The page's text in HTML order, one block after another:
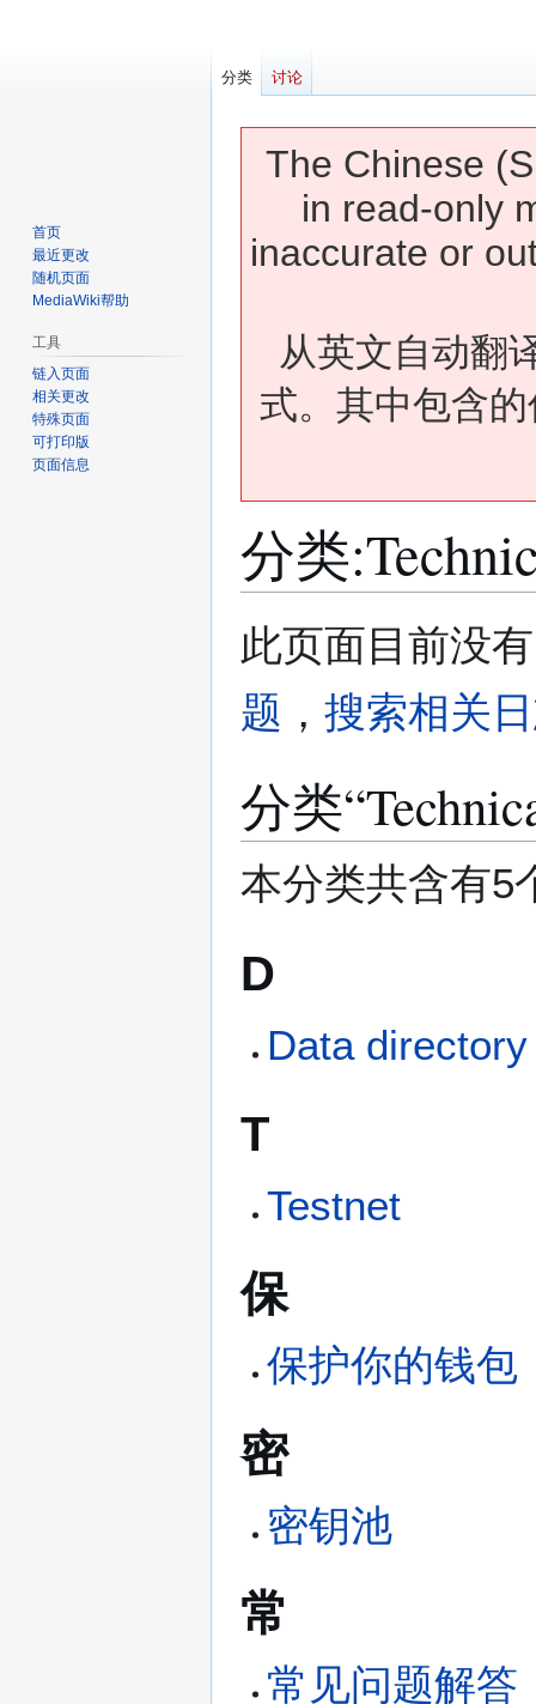
The Chinese
in read-only
inaccurate or
从英文自动翻
式。其中包含
分类:
跳
转
导
航
跳
转
搜
索
此页面目前没
题 ， 搜索相关
分类
本分类共含有5
D
Data directory
T
Testnet
保
保护你的钱包
密
密钥池
常
常见问题解答
分类 讨论
首页
最近更改
随机页面
MediaWiki帮助
工具
链入页面
相关更改
特殊页面
可打印版
页面信息